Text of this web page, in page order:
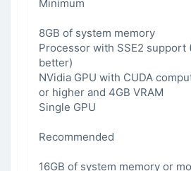
Minimum
8GB of system memory
Processor with SSE2 support
better)
NVidia GPU with CUDA
or higher and 4GB VRAM
Single GPU
Recommended
16GB of system memory or